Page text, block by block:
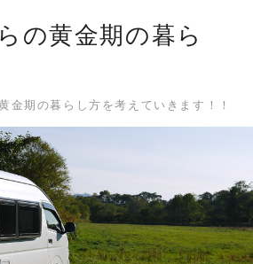
の黄金期の暮ら
金期の暮らし方を考えていきます！！